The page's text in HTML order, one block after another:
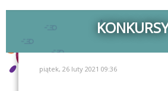
piątek, 26 luty 2021 09:36